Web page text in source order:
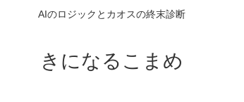
AIのロジックとカオスの終末診断
きになるこまめ